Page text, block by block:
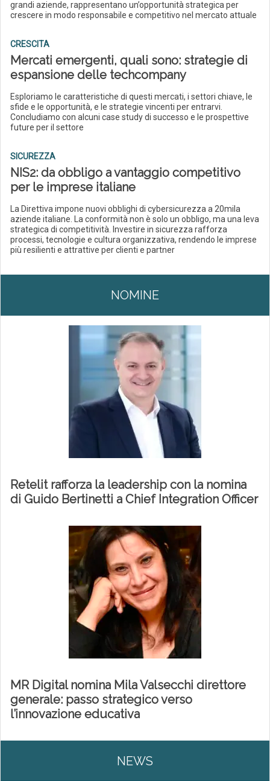
grandi aziende, rappresentano un’opportunità strategica per
crescere in modo responsabile e competitivo nel mercato attuale
CRESCITA
Mercati emergenti, quali sono: strategie di
espansione delle techcompany
Esploriamo le caratteristiche di questi mercati, i settori chiave, le
sfide e le opportunità, e le strategie vincenti per entrarvi.
Concludiamo con alcuni case study di successo e le prospettive
future per il settore
SICUREZZA
NIS2: da obbligo a vantaggio competitivo
per le imprese italiane
La Direttiva impone nuovi obblighi di cybersicurezza a 20mila
aziende italiane. La conformità non è solo un obbligo, ma una leva
strategica di competitività. Investire in sicurezza rafforza
processi, tecnologie e cultura organizzativa, rendendo le imprese
più resilienti e attrattive per clienti e partner
NOMINE
Retelit rafforza la leadership con la nomina
di Guido Bertinetti a Chief Integration Officer
MR Digital nomina Mila Valsecchi direttore
generale: passo strategico verso
l’innovazione educativa
NEWS